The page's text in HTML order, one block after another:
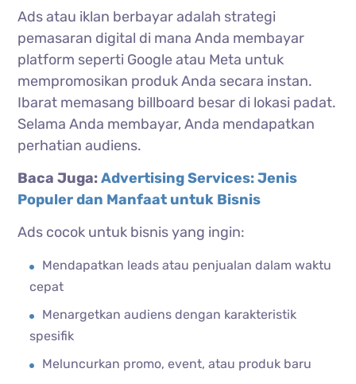
Ads atau iklan berbayar adalah strategi
pemasaran digital di mana Anda membayar
platform seperti Google atau Meta untuk
mempromosikan produk Anda secara instan.
Ibarat memasang billboard besar di lokasi padat.
Selama Anda membayar, Anda mendapatkan
perhatian audiens.
Baca Juga:Advertising Services: Jenis
Populer dan Manfaat untuk Bisnis
Ads cocok untuk bisnis yang ingin:
Mendapatkan leads atau penjualan dalam waktu
cepat
Menargetkan audiens dengan karakteristik
spesifik
Meluncurkan promo, event, atau produk baru